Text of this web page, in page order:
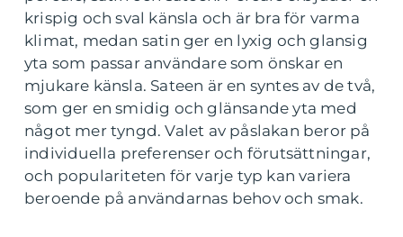
krispig och sval känsla och är bra för varma
klimat, medan satin ger en lyxig och glansig
yta som passar användare som önskar en
mjukare känsla. Sateen är en syntes av de två,
som ger en smidig och glänsande yta med
något mer tyngd. Valet av påslakan beror på
individuella preferenser och förutsättningar,
och populariteten för varje typ kan variera
beroende på användarnas behov och smak.